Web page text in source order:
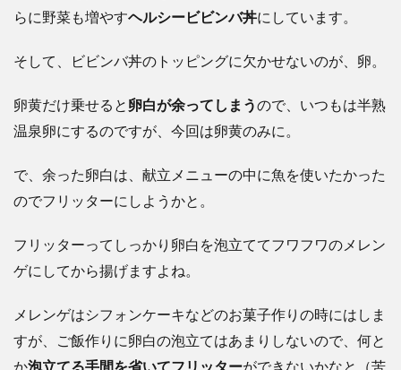
らに野菜も増やすヘルシービビンバ丼にしています。
そして、ビビンバ丼のトッピングに欠かせないのが、卵。
卵黄だけ乗せると 卵白が余ってしまうので、いつもは半熟
温泉卵にするのですが、今回は卵黄のみに。
で、余った卵白は、献立メニューの中に魚を使いたかった
のでフリッターにしようかと。
フリッターってしっかり卵白を泡立ててフワフワのメレン
ゲにしてから揚げますよね。
メレンゲはシフォンケーキなどのお菓子作りの時にはしま
すが、ご飯作りに卵白の泡立てはあまりしないので、何と
か泡立てる手間を省いてフリッターができないかなと（苦